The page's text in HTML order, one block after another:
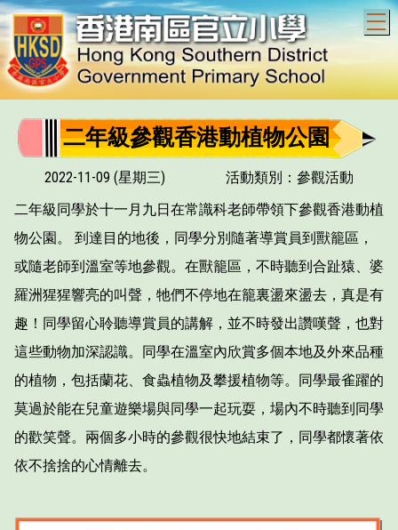
二年級參觀香港動植物公園
2022-11-09 (星期三)
活動類別：參觀活動
二年級同學於十一月九日在常識科老師帶領下參觀香港動植
物公園。 到達目的地後，同學分別隨著導賞員到獸籠區，
或隨老師到溫室等地參觀。在獸籠區，不時聽到合趾猿、婆
羅洲猩猩響亮的叫聲，牠們不停地在籠裏盪來盪去，真是有
趣！同學留心聆聽導賞員的講解，並不時發出讚嘆聲，也對
這些動物加深認識。同學在溫室內欣賞多個本地及外來品種
的植物，包括蘭花、食蟲植物及攀援植物等。同學最雀躍的
莫過於能在兒童遊樂場與同學一起玩耍，場內不時聽到同學
的歡笑聲。兩個多小時的參觀很快地結束了，同學都懷著依
依不捨捨的心情離去。